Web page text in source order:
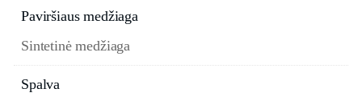
Paviršiaus medžiaga
Sintetinė medžiaga
Spalva